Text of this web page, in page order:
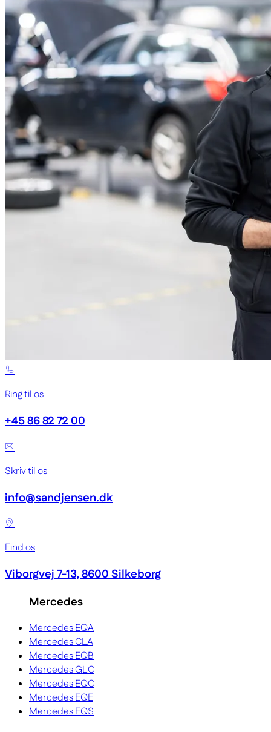
Ring til os
+45 86 82 72 00
Skriv til os
info@sandjensen.dk
Find os
Viborgvej 7-13, 8600 Silkeborg
Mercedes
Mercedes EQA
Mercedes CLA
Mercedes EQB
Mercedes GLC
Mercedes EQC
Mercedes EQE
Mercedes EQS